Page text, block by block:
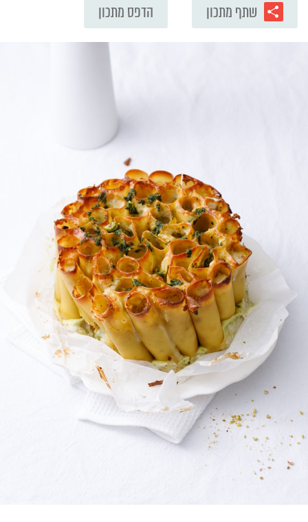
הדפס מתכון שתף מתכון